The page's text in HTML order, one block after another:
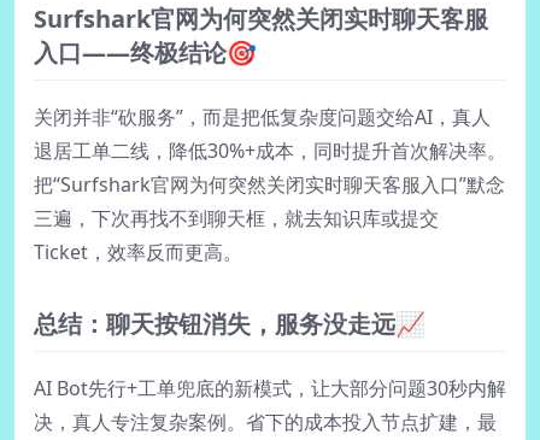
Surfshark官网为何突然关闭实时聊天客服
入口——终极结论🎯
关闭并非“砍服务”，而是把低复杂度问题交给AI，真人
退居工单二线，降低30%+成本，同时提升首次解决率。
把“Surfshark官网为何突然关闭实时聊天客服入口”默念
三遍，下次再找不到聊天框，就去知识库或提交
Ticket，效率反而更高。
总结：聊天按钮消失，服务没走远📈
AI Bot先行+工单兜底的新模式，让大部分问题30秒内解
决，真人专注复杂案例。省下的成本投入节点扩建，最